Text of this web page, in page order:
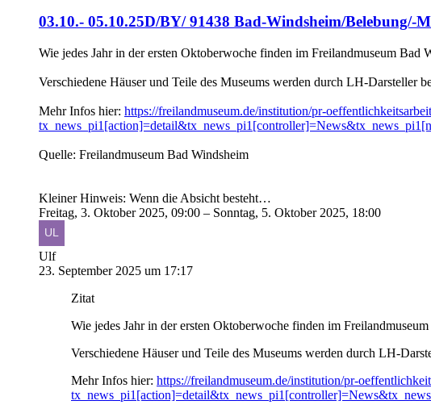
03.10.- 05.10.25D/BY/ 91438 Bad-Windsheim/
Wie jedes Jahr in der ersten Oktoberwoche finden im Freilandmuseum Bad
Verschiedene Häuser und Teile des Museums werden durch LH-Darsteller
Mehr Infos hier: https://freilandmuseum.de/institution/pr-
Quelle: Freilandmuseum Bad Windsheim
Kleiner Hinweis: Wenn die Absicht besteht…
Freitag, 3. Oktober 2025, 09:00 – Sonntag, 5. Oktober 2025, 18:00
Ulf
23. September 2025 um 17:17
Zitat
Wie jedes Jahr in der ersten Oktoberwoche finden im
Verschiedene Häuser und Teile des Museums werden durch LH-
Mehr Infos hier: https://freilandmuseum.de/institution/pr-